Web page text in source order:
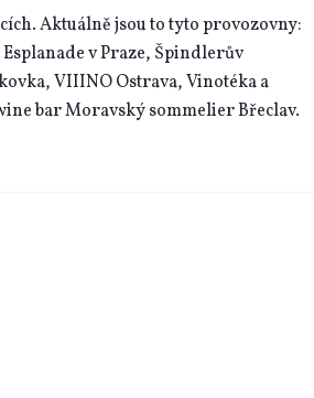
Aktuálně jsou to tyto provozovny:
v Praze, Špindlerův
VIIINO Ostrava, Vinotéka a
bar Moravský sommelier Břeclav.